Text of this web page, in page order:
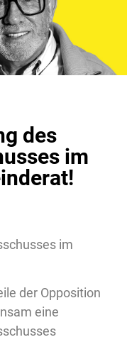
des
im
im
der Opposition
eine